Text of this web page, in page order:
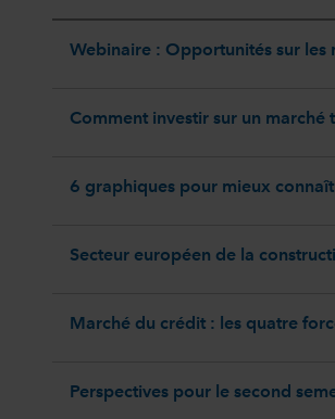
Webinaire : Opportunités sur les
Comment investir sur un marché
6 graphiques pour mieux
Secteur européen de la
Marché du crédit : les quatre
Perspectives pour le second